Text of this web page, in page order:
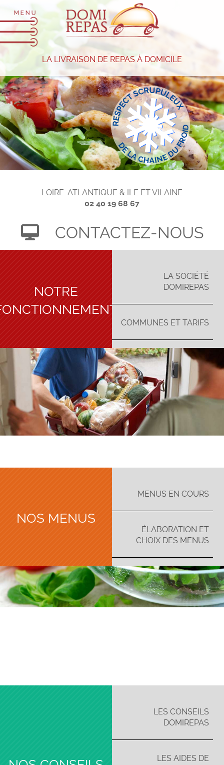
LA LIVRAISON DE REPAS À DOMICILE
LOIRE-ATLANTIQUE & ILE ET VILAINE
02 40 19 68 67
CONTACTEZ-NOUS
NOTRE
LA SOCIÉTÉ
DOMIREPAS
COMMUNES ET TARIFS
MENUS EN COURS
ÉLABORATION ET
CHOIX DES MENUS
NOS MENUS
LES CONSEILS
DOMIREPAS
LES AIDES DE